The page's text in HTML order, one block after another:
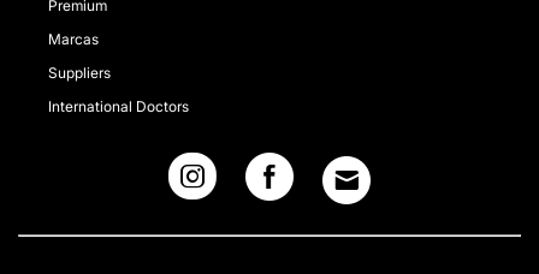
Premium
Marcas
Suppliers
International Doctors